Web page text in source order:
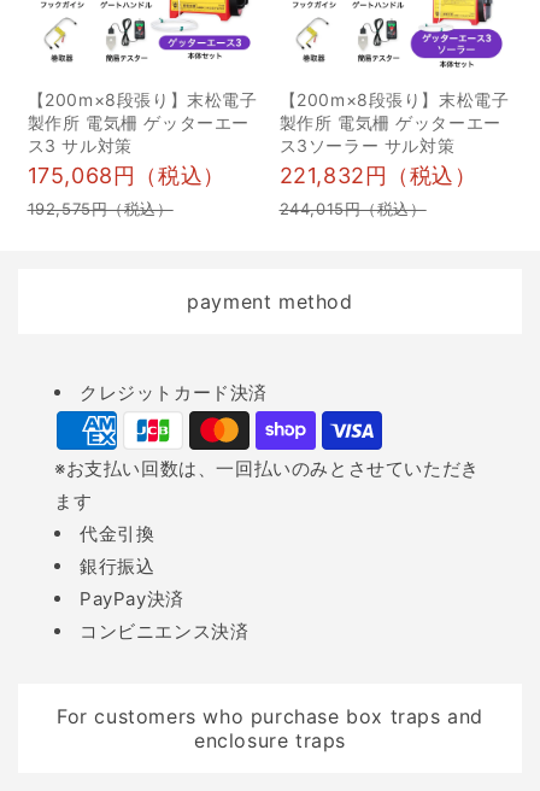
8880-2330 メール：
contact@inohoi.com
も企画しており、子ども
たちが自然に触れること
たいと考え活動していま
す。 2024年の活動報告
ー2024年はどのような活
動をされたのか教えてく
ざまなイベントを開催す
二ホンミツバチの巣箱作
りワークショップ② 椎茸
出せないという方向け
【200m×8段張り】末松電子
製作所 電気柵 ゲッターエー
ス3 サル対策
175,068円（税込）
192,575円（税込）
【200m×8段張り】末松電子
製作所 電気柵 ゲッターエー
ス3ソーラー サル対策
221,832円（税込）
244,015円（税込）
payment method
methods
クレジットカード決済
※お支払い回数は、一回払いのみとさせていただき
ます
代金引換
銀行振込
PayPay決済
コンビニエンス決済
For customers who purchase box traps and
enclosure traps